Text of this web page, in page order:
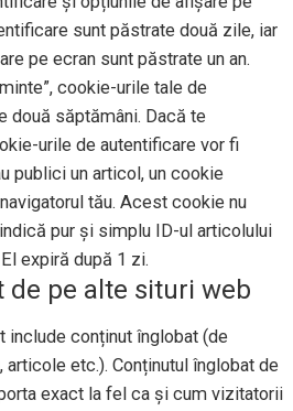
sunt păstrate două zile, iar
pe ecran sunt păstrate un an.
cookie-urile tale de
două săptămâni. Dacă te
urile de autentificare vor fi
publici un articol, un cookie
tău. Acest cookie nu
pur și simplu ID-ul articolului
expiră după 1 zi.
de pe alte situri web
conținut înglobat (de
articole etc.). Conținutul înglobat de
exact la fel ca și cum vizitatorii